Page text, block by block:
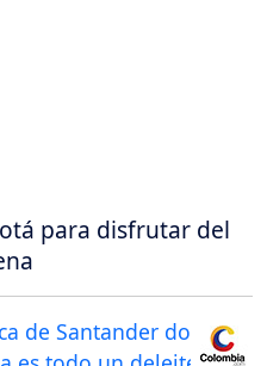
para disfrutar del